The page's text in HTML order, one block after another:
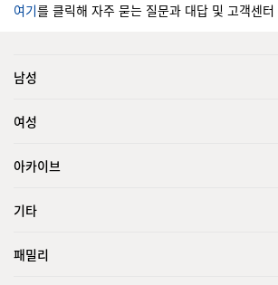
여기를 클릭해 자주 묻는 질문과 대답 및 고객센
남성
여성
아카이브
기타
패밀리